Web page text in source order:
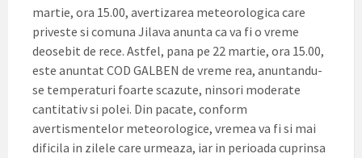
martie, ora 15.00, avertizarea meteorologica care
priveste si comuna Jilava anunta ca va fi o vreme
deosebit de rece. Astfel, pana pe 22 martie, ora 15.00,
este anuntat COD GALBEN de vreme rea, anuntandu-
se temperaturi foarte scazute, ninsori moderate
cantitativ si polei. Din pacate, conform
avertismentelor meteorologice, vremea va fi si mai
dificila in zilele care urmeaza, iar in perioada cuprinsa